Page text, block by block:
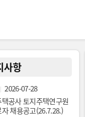
사항
2026-07-28
공사 토지주택연구원
채용공고(26.7.28.)